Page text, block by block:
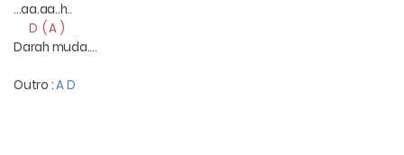
...aa.aa..h..
D ( A )
Darah muda....
Outro :A D